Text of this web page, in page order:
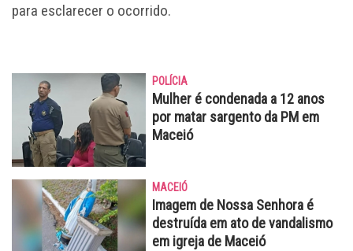
para esclarecer o ocorrido.
POLÍCIA
Mulher é condenada a 12 anos
por matar sargento da PM em
Maceió
MACEIÓ
Imagem de Nossa Senhora é
destruída em ato de vandalismo
em igreja de Maceió